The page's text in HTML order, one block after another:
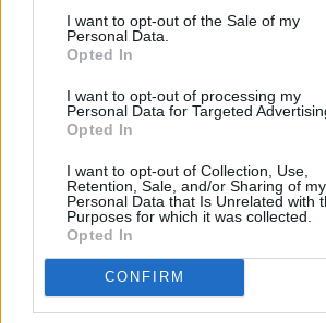
I want to opt-out of the Sale of my
Personal Data.
Opted In
I want to opt-out of processing my
Personal Data for Targeted
Opted In
I want to opt-out of Collection, Use,
Retention, Sale, and/or Sharing of my
Personal Data that Is Unrelated with
Purposes for which it was collected.
Opted In
CONFIRM
nuovo capitolo, grazie al lavoro attento e
indagini dalla Procura generale, riaccende
Regione proseguiremo nel nostro impegno,
dell’Associazione dei familiari delle vittime
bolognese e regionale”.